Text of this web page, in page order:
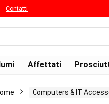
Contatti
Affettati
Computers & IT